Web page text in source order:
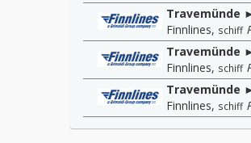
Travemünde
Finnlines, schiff
Travemünde
Finnlines, schiff
Travemünde
Finnlines, schiff